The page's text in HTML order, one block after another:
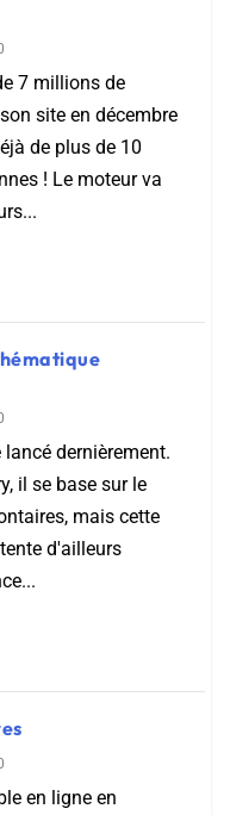
7 millions de
site en décembre
de plus de 10
! Le moteur va
dernièrement.
il se base sur le
mais cette
d'ailleurs
en ligne en